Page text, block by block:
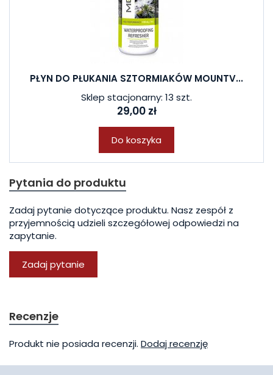
PŁYN DO PŁUKANIA SZTORMIAKÓW MOUNTV...
Sklep stacjonarny: 13 szt.
29,00 zł
Do koszyka
Pytania do produktu
Zadaj pytanie dotyczące produktu. Nasz zespół z
przyjemnością udzieli szczegółowej odpowiedzi na
zapytanie.
Zadaj pytanie
Recenzje
Produkt nie posiada recenzji. Dodaj recenzję